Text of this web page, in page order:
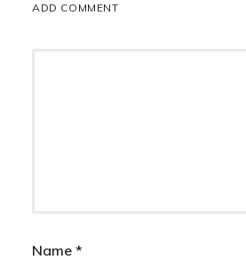
ADD COMMENT
Name *